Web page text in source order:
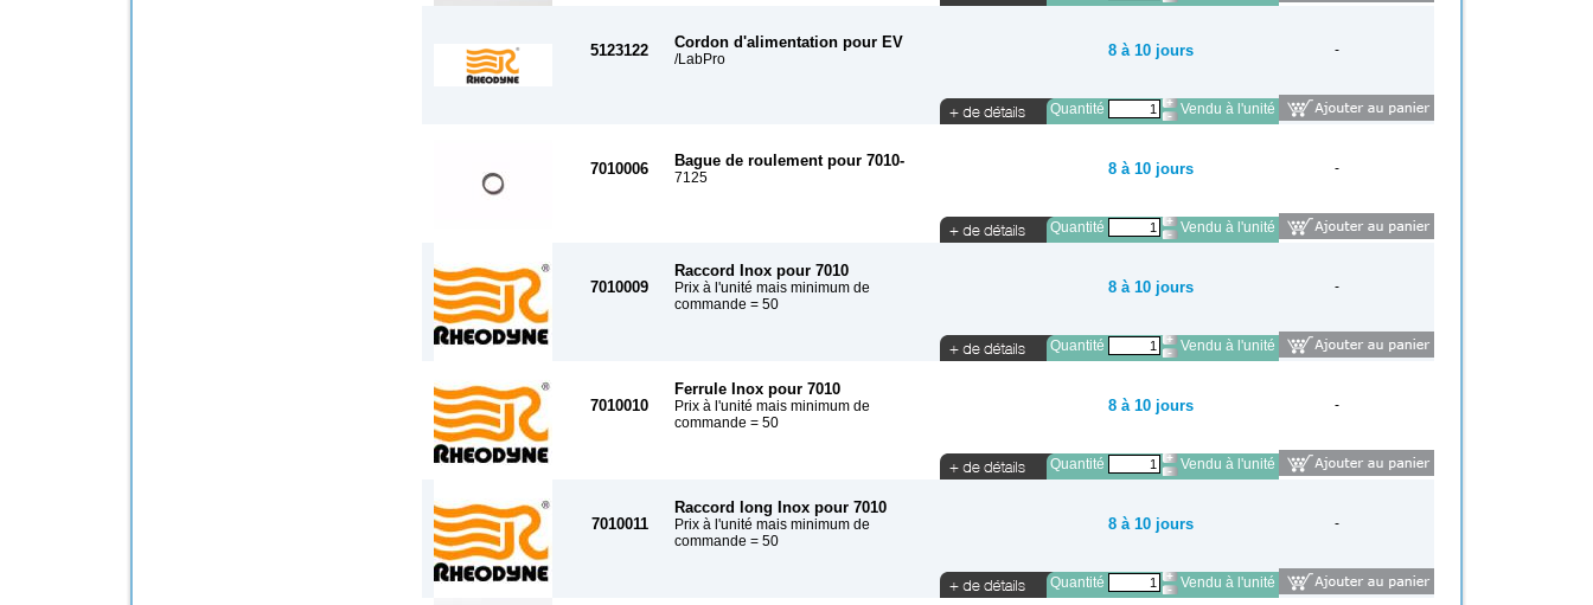
5123122 Cordon d'alimentation pour EV
/LabPro 8 à 10 jours -
Quantité Vendu à l'unité
7010006 Bague de roulement pour 7010-
7125 8 à 10 jours -
Quantité Vendu à l'unité
7010009
Raccord Inox pour 7010
Prix à l'unité mais minimum de
commande = 50
8 à 10 jours -
Quantité Vendu à l'unité
7010010
Ferrule Inox pour 7010
Prix à l'unité mais minimum de
commande = 50
8 à 10 jours -
Quantité Vendu à l'unité
7010011
Raccord long Inox pour 7010
Prix à l'unité mais minimum de
commande = 50
8 à 10 jours -
Quantité Vendu à l'unité